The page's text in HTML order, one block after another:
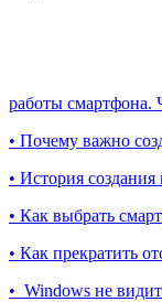
работы смартфона.
• Почему важно
• История
• Как выбрать
• Как прекратить
• Windows не